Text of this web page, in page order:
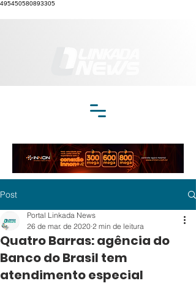
495450580893305
Post
Quatro Barras: agência do
Banco do Brasil tem
atendimento especial
Portal Linkada News
26 de mar. de 2020 2 min de leitura